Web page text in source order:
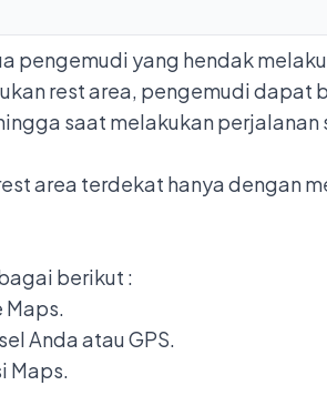
pengemudi yang hendak
rest area, pengemudi dapat
saat melakukan perjalanan
area terdekat hanya dengan
berikut :
Maps.
Anda atau GPS.
Maps.